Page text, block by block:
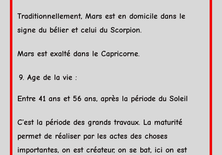
Traditionnellement, Mars est en domicile dans le
signe du bélieret celui du Scorpion.
Mars est exalté dans le Capricorne.
Age de la vie :
Entre 41 ans et 56 ans, après la période du Soleil
C’est la période des grands travaux. La maturité
permet de réaliser par les actes des choses
importantes, on est créateur, on se bat, ici on est